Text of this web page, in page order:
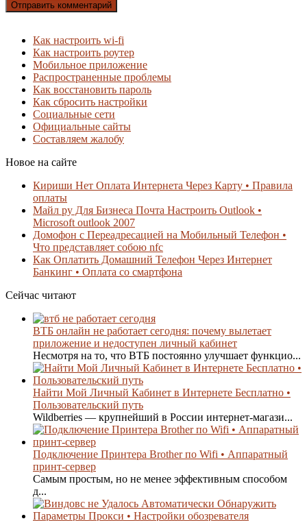
Как настроить wi-fi
Как настроить роутер
Мобильное приложение
Распространенные проблемы
Как восстановить пароль
Как сбросить настройки
Социальные сети
Официальные сайты
Составляем жалобу
Новое на сайте
Кириши Нет Оплата Интернета Через Карту • Правила
оплаты
Майл ру Для Бизнеса Почта Настроить Outlook •
Microsoft outlook 2007
Домофон с Переадресацией на Мобильный Телефон •
Что представляет собою nfc
Как Оплатить Домашний Телефон Через Интернет
Банкинг • Оплата со смартфона
Сейчас читают
ВТБ онлайн не работает сегодня: почему вылетает
приложение и недоступен личный кабинет
Несмотря на то, что ВТБ постоянно улучшает функцио...
Найти Мой Личный Кабинет в Интернете Бесплатно •
Пользовательский путь
Wildberries — крупнейший в России интернет-магази...
Подключение Принтера Brother по Wifi • Аппаратный
принт-сервер
Самым простым, но не менее эффективным способом
д...